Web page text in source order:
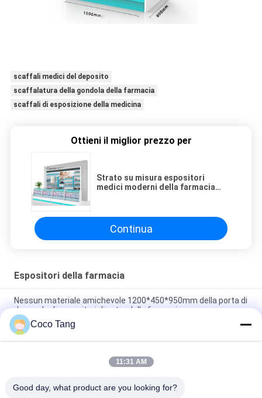
scaffali medici del deposito
scaffalatura della gondola della farmacia
scaffali di esposizione della medicina
Ottieni il miglior prezzo per
Strato su misura espositori
medici moderni della farmacia
Continua
Espositori della farmacia
Nessun materiale amichevole 1200*450*950mm della porta di
danno degli espositori di vetro della farmacia
Governo di medicina cinese antico, spessore del Governo 0.6-
1.5mm della farmacia del metallo
Multi espositori della farmacia di funzione per il materiale
Coco Tang
11:31 AM
Good day, what product are you looking for?